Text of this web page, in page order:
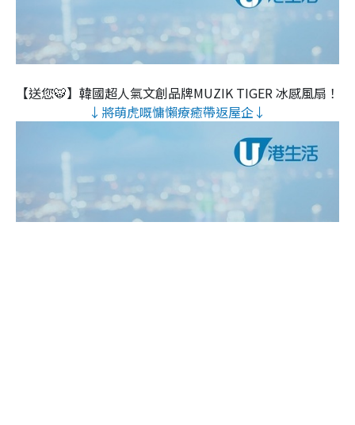
【送您🐯】韓國超人氣文創品牌MUZIK TIGER 冰感風扇！
↓將萌虎嘅慵懶療癒帶返屋企↓